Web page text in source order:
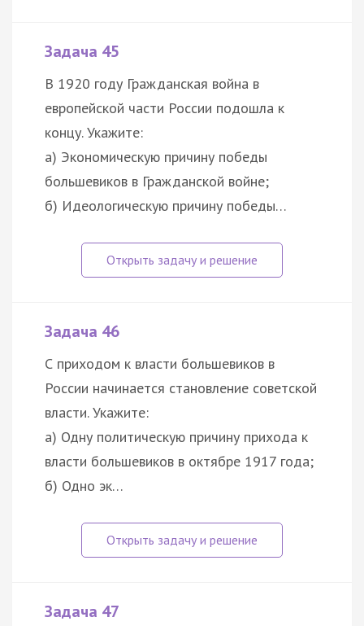
Задача 45
В 1920 году Гражданская война в
европейской части России подошла к
концу. Укажите:
а) Экономическую причину победы
большевиков в Гражданской войне;
б) Идеологическую причину победы…
Задача 46
С приходом к власти большевиков в
России начинается становление советской
власти. Укажите:
а) Одну политическую причину прихода к
власти большевиков в октябре 1917 года;
б) Одно эк…
Задача 47